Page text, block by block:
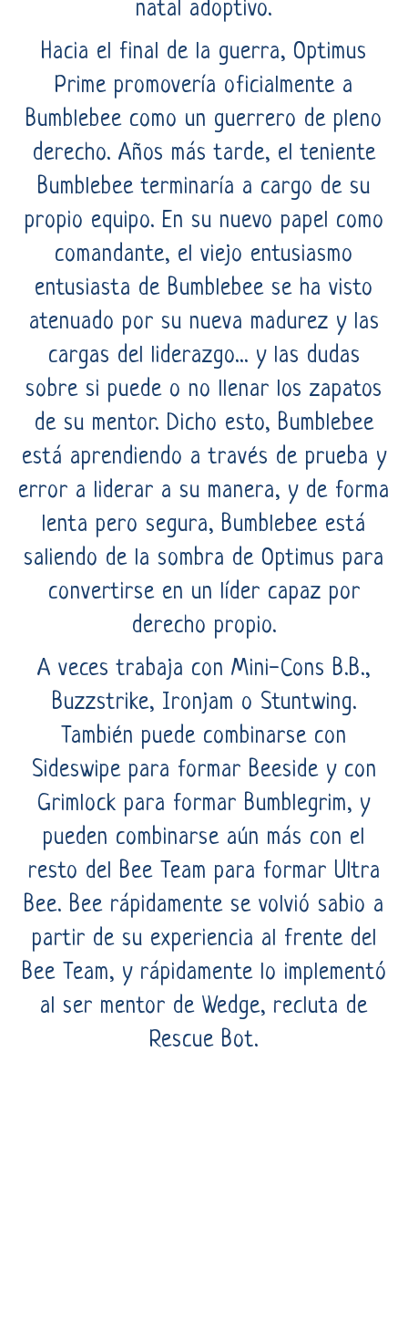
natal adoptivo.
Hacia el final de la guerra, Optimus
Prime promovería oficialmente a
Bumblebee como un guerrero de pleno
derecho. Años más tarde, el teniente
Bumblebee terminaría a cargo de su
propio equipo. En su nuevo papel como
comandante, el viejo entusiasmo
entusiasta de Bumblebee se ha visto
atenuado por su nueva madurez y las
cargas del liderazgo... y las dudas
sobre si puede o no llenar los zapatos
de su mentor. Dicho esto, Bumblebee
está aprendiendo a través de prueba y
error a liderar a su manera, y de forma
lenta pero segura, Bumblebee está
saliendo de la sombra de Optimus para
convertirse en un líder capaz por
derecho propio.
A veces trabaja con Mini-Cons B.B.,
Buzzstrike, Ironjam o Stuntwing.
También puede combinarse con
Sideswipe para formar Beeside y con
Grimlock para formar Bumblegrim, y
pueden combinarse aún más con el
resto del Bee Team para formar Ultra
Bee. Bee rápidamente se volvió sabio a
partir de su experiencia al frente del
Bee Team, y rápidamente lo implementó
al ser mentor de Wedge, recluta de
Rescue Bot.